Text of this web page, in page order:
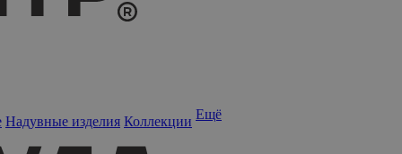
Надувные изделия Коллекции Ещё